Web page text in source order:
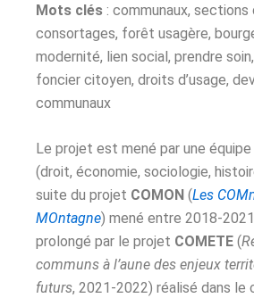
Mots clés : communaux, sections
consortages, forêt usagère,
modernité, lien social, prendre
foncier citoyen, droits d’usage,
communaux
Le projet est mené par une
(droit, économie, sociologie,
suite du projet COMON (Les
MOntagne) mené entre 2018-
prolongé par le projet COMETE (
communs à l’aune des enjeux
futurs, 2021-2022) réalisé dans le